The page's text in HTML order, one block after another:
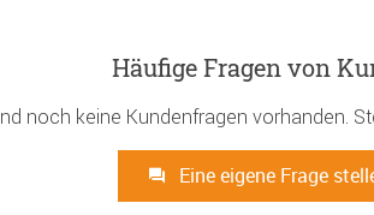
Häufige Fragen von
noch keine Kundenfragen vorhanden.
Eine eigene Frage